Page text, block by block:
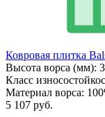
Ковровая плитка
Высота ворса (мм):
Класс
Материал ворса:
5 107 руб.